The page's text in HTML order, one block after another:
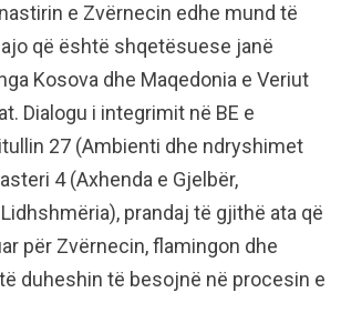
e Zvërnecin edhe mund të
që është shqetësuese janë
Kosova dhe Maqedonia e Veriut
Dialogu i integrimit në BE e
27 (Ambienti dhe ndryshimet
4 (Axhenda e Gjelbër,
prandaj të gjithë ata që
për Zvërnecin, flamingon dhe
duheshin të besojnë në procesin e